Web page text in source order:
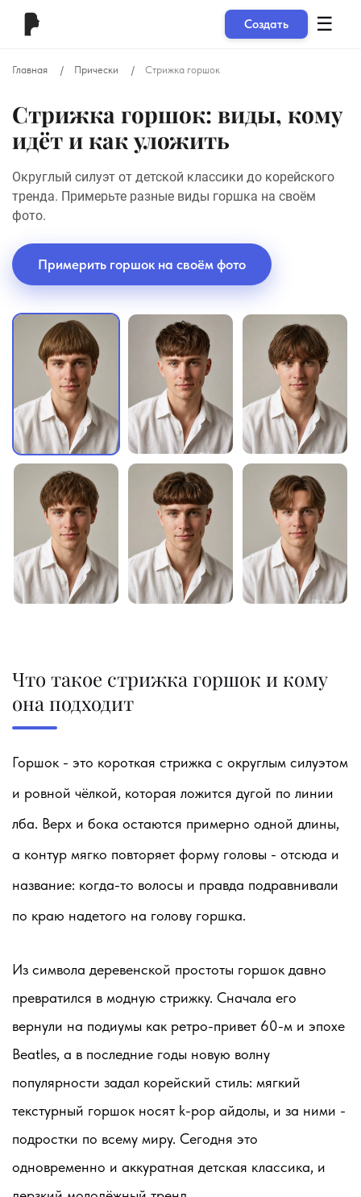
Создать ☰
Главная Прически Стрижка горшок
Стрижка горшок: виды, кому
идёт и как уложить
Округлый силуэт от детской классики до корейского
тренда. Примерьте разные виды горшка на своём
фото.
Примерить горшок на своём фото
Что такое стрижка горшок и кому
она подходит
Горшок - это короткая стрижка с округлым силуэтом
и ровной чёлкой, которая ложится дугой по линии
лба. Верх и бока остаются примерно одной длины,
а контур мягко повторяет форму головы - отсюда и
название: когда-то волосы и правда подравнивали
по краю надетого на голову горшка.
Из символа деревенской простоты горшок давно
превратился в модную стрижку. Сначала его
вернули на подиумы как ретро-привет 60-м и эпохе
Beatles, а в последние годы новую волну
популярности задал корейский стиль: мягкий
текстурный горшок носят k-pop айдолы, и за ними -
подростки по всему миру. Сегодня это
одновременно и аккуратная детская классика, и